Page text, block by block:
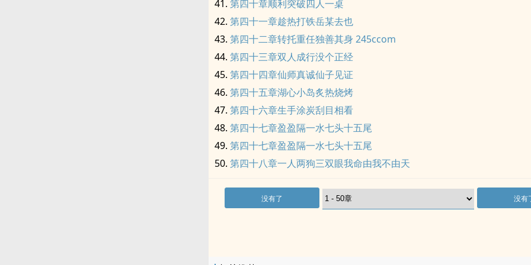
第四十章顺利突破四人一桌
第四十一章趁热打铁岳某去也
第四十二章转托重任独善其身 245ccom
第四十三章双人成行没个正经
第四十四章仙师真诚仙子见证
第四十五章湖心小岛炙热烧烤
第四十六章生手涂炭刮目相看
第四十七章盈盈隔一水七头十五尾
第四十七章盈盈隔一水七头十五尾
第四十八章一人两狗三双眼我命由我不由天
没有了 没有